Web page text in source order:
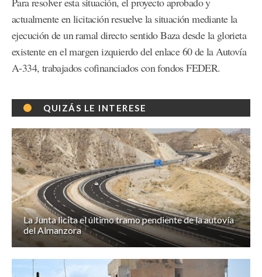
actualmente en licitación resuelve la situación mediante la
ejecución de un ramal directo sentido Baza desde la glorieta
existente en el margen izquierdo del enlace 60 de la Autovía
A-334, trabajados cofinanciados con fondos FEDER.
QUIZÁS LE INTERESE
La Junta licita el último tramo pendiente de la autovía
del Almanzora